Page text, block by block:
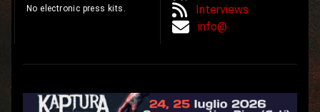
No electronic press kits.
Interviews
info@